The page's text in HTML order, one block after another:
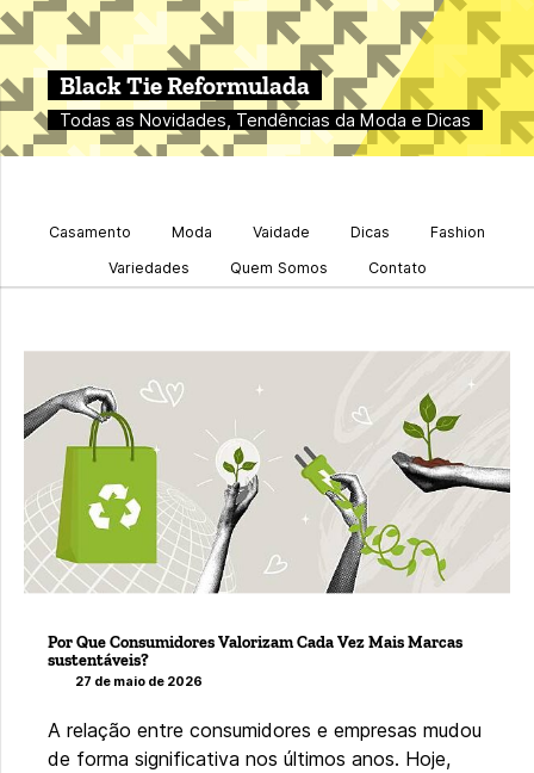
Black Tie Reformulada
Todas as Novidades, Tendências da Moda e Dicas
Casamento Moda Vaidade Dicas Fashion
Variedades Quem Somos Contato
Por Que Consumidores Valorizam Cada Vez Mais Marcas
sustentáveis?
27 de maio de 2026
A relação entre consumidores e empresas mudou
de forma significativa nos últimos anos. Hoje,